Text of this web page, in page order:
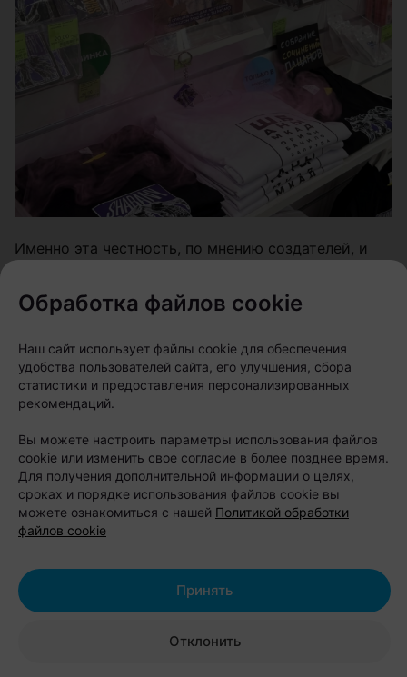
Именно эта честность, по мнению создателей, и
фото, нейросетевых картинок и чрезмерной
неотретушированной реальности со своим
индустриальным характером.
Обработка файлов cookie
Наш сайт использует файлы cookie для обеспечения
удобства пользователей сайта, его улучшения, сбора
статистики и предоставления персонализированных
рекомендаций.
Вы можете настроить параметры использования файлов
cookie или изменить свое согласие в более позднее время.
Для получения дополнительной информации о целях,
сроках и порядке использования файлов cookie вы
можете ознакомиться с нашей Политикой обработки
файлов cookie
Отклонить
Принять